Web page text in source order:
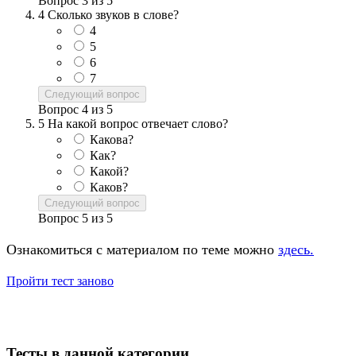
4 Сколько звуков в слове?
4
5
6
7
Следующий вопрос
Вопрос 4 из 5
5 На какой вопрос отвечает слово?
Какова?
Как?
Какой?
Каков?
Следующий вопрос
Вопрос 5 из 5
Ознакомиться с материалом по теме можно здесь.
Пройти тест заново